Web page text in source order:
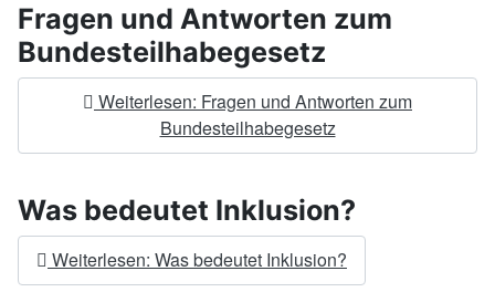
Fragen und Antworten zum
Bundesteilhabegesetz
Weiterlesen: Fragen und Antworten zum
Bundesteilhabegesetz
Was bedeutet Inklusion?
Weiterlesen: Was bedeutet Inklusion?